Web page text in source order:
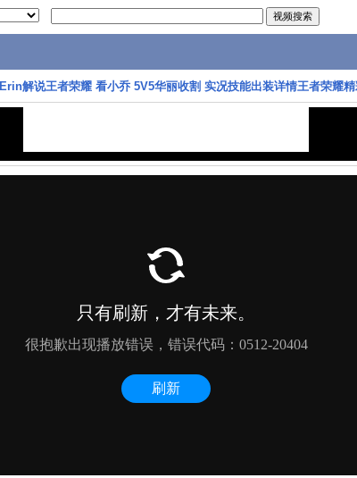
Erin解说王者荣耀 看小乔 5V5华丽收割 实况技能出装详情王者荣耀